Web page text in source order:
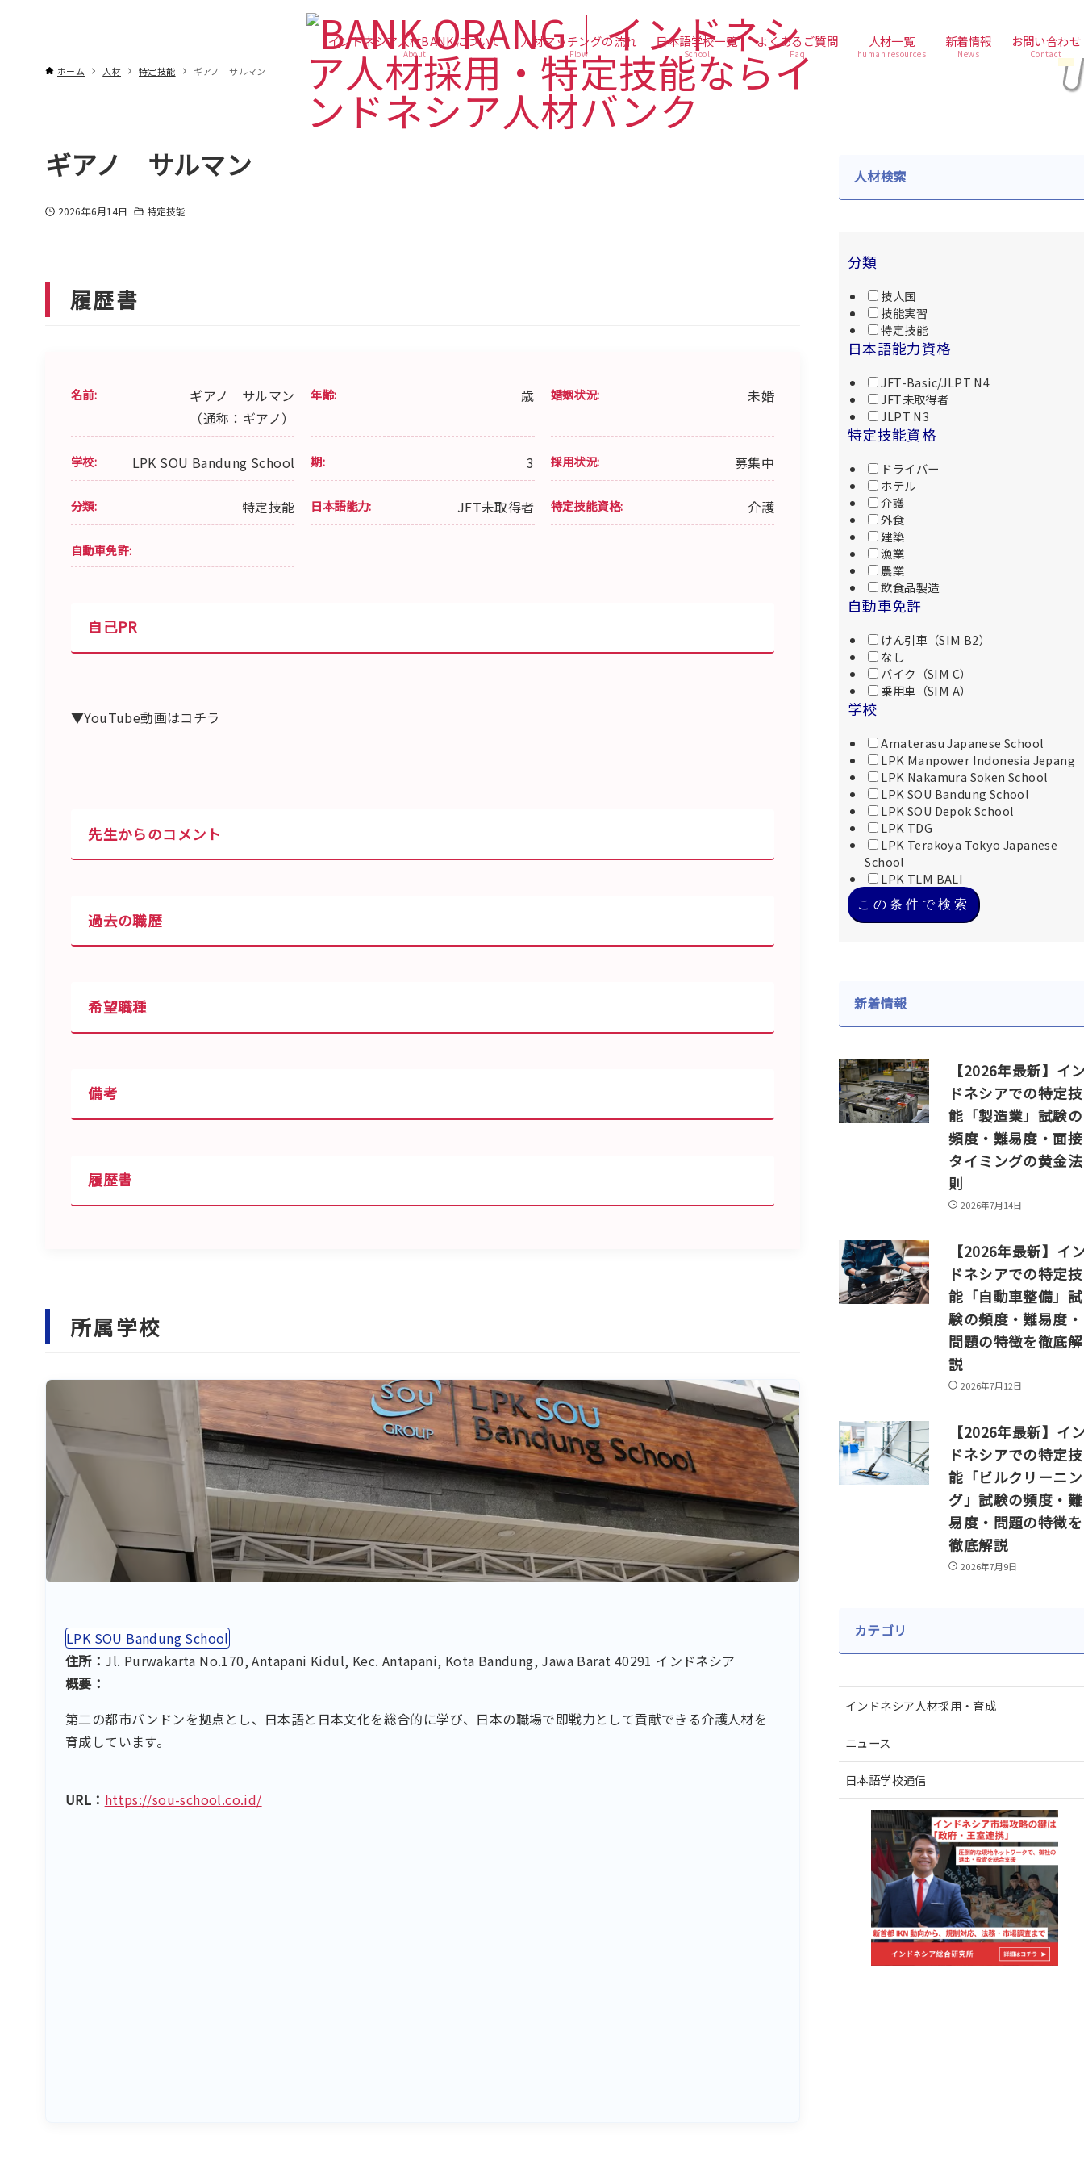
インドネシア人材BANKについて
About
人材マッチングの流れ
Flow
日本語学校一覧
School
よくあるご質問
Faq
人材一覧
human resources
新着情報
News
お問い合わせ
Contact
ホーム 人材 特定技能 ギアノ サルマン
ギアノ サルマン
2026年6月14日 特定技能
履歴書
名前:
ギアノ サルマン
（通称：ギアノ）
年齢: 歳 婚姻状況: 未婚
学校: LPK SOU Bandung School 期: 3 採用状況: 募集中
分類: 特定技能 日本語能力: JFT未取得者 特定技能資格: 介護
自動車免許:
自己PR
▼YouTube動画はコチラ
先生からのコメント
過去の職歴
希望職種
備考
履歴書
所属学校
LPK SOU Bandung School
住所： Jl. Purwakarta No.170, Antapani Kidul, Kec. Antapani, Kota Bandung, Jawa Barat 40291 インドネシア
概要：
第二の都市バンドンを拠点とし、日本語と日本文化を総合的に学び、日本の職場で即戦力として貢献できる介護人材を
育成しています。
URL： https://sou-school.co.id/
人材検索
分類
技人国
技能実習
特定技能
日本語能力資格
JFT-Basic/JLPT N4
JFT未取得者
JLPT N3
特定技能資格
ドライバー
ホテル
介護
外食
建築
漁業
農業
飲食品製造
自動車免許
けん引車（SIM B2）
なし
バイク（SIM C）
乗用車（SIM A）
学校
Amaterasu Japanese School
LPK Manpower Indonesia Jepang
LPK Nakamura Soken School
LPK SOU Bandung School
LPK SOU Depok School
LPK TDG
LPK Terakoya Tokyo Japanese
School
LPK TLM BALI
この条件で検索
新着情報
【2026年最新】イ
ドネシアでの特定技
能「製造業」試験の
頻度・難易度・面接
タイミングの黄金法
則
2026年7月14日
【2026年最新】イ
ドネシアでの特定技
能「自動車整備」試
験の頻度・難易度・
問題の特徴を徹底解
説
2026年7月12日
【2026年最新】イ
ドネシアでの特定技
能「ビルクリーニン
グ」試験の頻度・難
易度・問題の特徴を
徹底解説
2026年7月9日
カテゴリ
インドネシア人材採用・育成
ニュース
日本語学校通信